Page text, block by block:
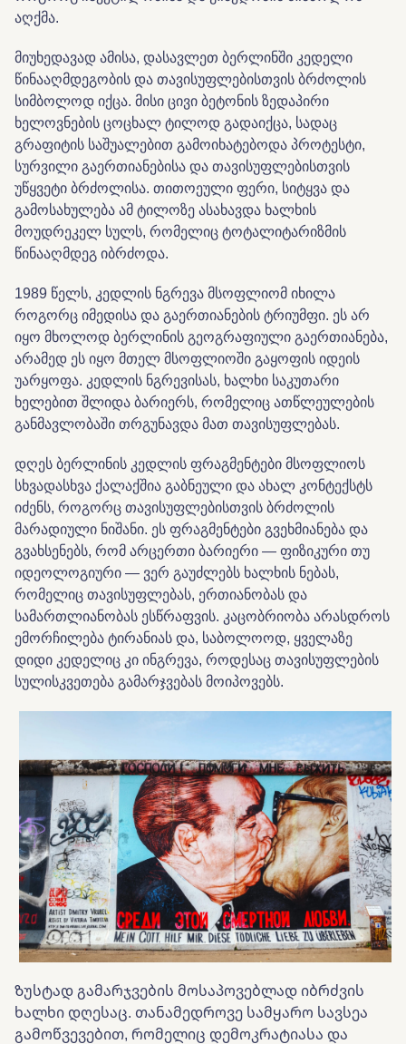
აღქმა.
მიუხედავად ამისა, დასავლეთ ბერლინში კედელი
წინააღმდეგობის და თავისუფლებისთვის ბრძოლის
სიმბოლოდ იქცა. მისი ცივი ბეტონის ზედაპირი
ხელოვნების ცოცხალ ტილოდ გადაიქცა, სადაც
გრაფიტის საშუალებით გამოიხატებოდა პროტესტი,
სურვილი გაერთიანებისა და თავისუფლებისთვის
უწყვეტი ბრძოლისა. თითოეული ფერი, სიტყვა და
გამოსახულება ამ ტილოზე ასახავდა ხალხის
მოუდრეკელ სულს, რომელიც ტოტალიტარიზმის
წინააღმდეგ იბრძოდა.
1989 წელს, კედლის ნგრევა მსოფლიომ იხილა
როგორც იმედისა და გაერთიანების ტრიუმფი. ეს არ
იყო მხოლოდ ბერლინის გეოგრაფიული გაერთიანება,
არამედ ეს იყო მთელ მსოფლიოში გაყოფის იდეის
უარყოფა. კედლის ნგრევისას, ხალხი საკუთარი
ხელებით შლიდა ბარიერს, რომელიც ათწლეულების
განმავლობაში თრგუნავდა მათ თავისუფლებას.
დღეს ბერლინის კედლის ფრაგმენტები მსოფლიოს
სხვადასხვა ქალაქშია გაბნეული და ახალ კონტექსტს
იძენს, როგორც თავისუფლებისთვის ბრძოლის
მარადიული ნიშანი. ეს ფრაგმენტები გვეხმიანება და
გვახსენებს, რომ არცერთი ბარიერი — ფიზიკური თუ
იდეოლოგიური — ვერ გაუძლებს ხალხის ნებას,
რომელიც თავისუფლებას, ერთიანობას და
სამართლიანობას ესწრაფვის. კაცობრიობა არასდროს
ემორჩილება ტირანიას და, საბოლოოდ, ყველაზე
დიდი კედელიც კი ინგრევა, როდესაც თავისუფლების
სულისკვეთება გამარჯვებას მოიპოვებს.
Ზუსტად გამარჯვების მოსაპოვებლად იბრძვის
ხალხი დღესაც. თანამედროვე სამყარო სავსეა
გამოწვევებით, რომელიც დემოკრატიასა და